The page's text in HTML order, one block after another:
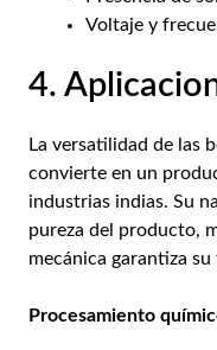
Voltaje y
4.
La versatilidad de las
convierte en un
industrias indias. Su
pureza del producto,
mecánica garantiza
Procesamiento